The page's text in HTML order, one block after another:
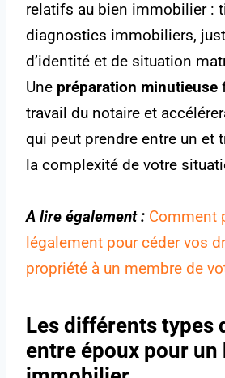
relatifs au bien immobilier :
diagnostics immobiliers,
d’identité et de situation
Une préparation minutieuse
travail du notaire et
qui peut prendre entre un et
la complexité de votre
A lire également : Comment
légalement pour céder vos
propriété à un membre de
Les différents types
entre époux pour un